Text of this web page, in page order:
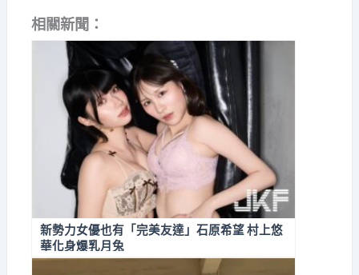
相關新聞：
新勢力女優也有「完美友達」石原希望 村上悠
華化身爆乳月兔